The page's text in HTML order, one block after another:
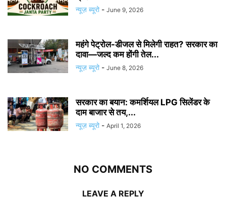
न्यूज़ ब्यूरो - June 9, 2026
महंगे पेट्रोल-डीजल से मिलेगी राहत? सरकार का
दावा—जल्द कम होंगी तेल...
न्यूज़ ब्यूरो - June 8, 2026
सरकार का बयान: कमर्शियल LPG सिलेंडर के
दाम बाजार से तय,...
न्यूज़ ब्यूरो - April 1, 2026
NO COMMENTS
LEAVE A REPLY